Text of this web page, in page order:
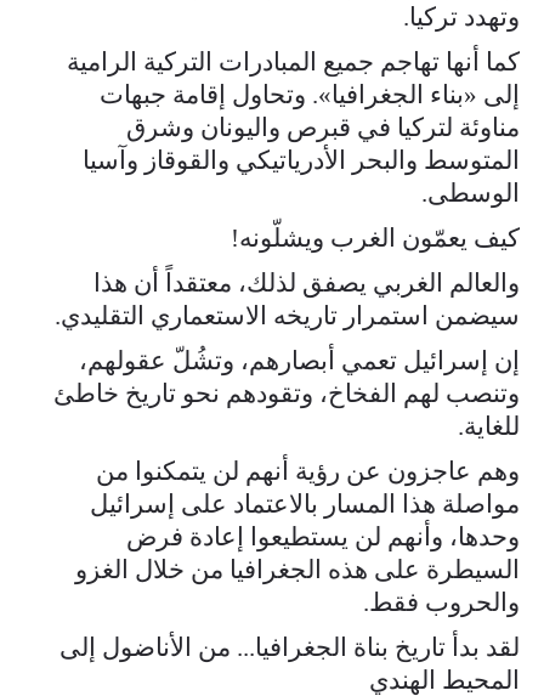
وتهدد تركيا.
كما أنها تهاجم جميع المبادرات التركية الرامية
إلى «بناء الجغرافيا». وتحاول إقامة جبهات
مناوئة لتركيا في قبرص واليونان وشرق
المتوسط والبحر الأدرياتيكي والقوقاز وآسيا
الوسطى.
كيف يعمّون الغرب ويشلّونه!
والعالم الغربي يصفق لذلك، معتقداً أن هذا
سيضمن استمرار تاريخه الاستعماري التقليدي.
إن إسرائيل تعمي أبصارهم، وتشُلّ عقولهم،
وتنصب لهم الفخاخ، وتقودهم نحو تاريخ خاطئ
للغاية.
وهم عاجزون عن رؤية أنهم لن يتمكنوا من
مواصلة هذا المسار بالاعتماد على إسرائيل
وحدها، وأنهم لن يستطيعوا إعادة فرض
السيطرة على هذه الجغرافيا من خلال الغزو
والحروب فقط.
لقد بدأ تاريخ بناة الجغرافيا... من الأناضول إلى
المحيط الهندي